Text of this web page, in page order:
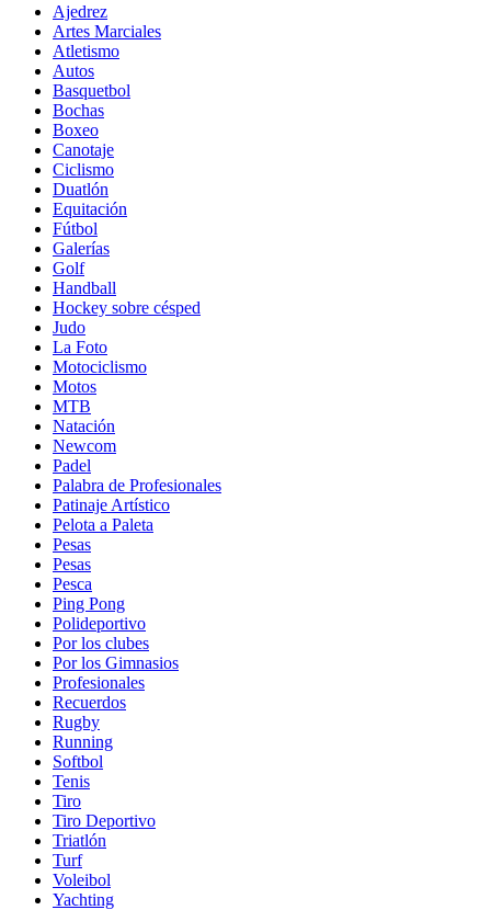
Ajedrez
Artes Marciales
Atletismo
Autos
Basquetbol
Bochas
Boxeo
Canotaje
Ciclismo
Duatlón
Equitación
Fútbol
Galerías
Golf
Handball
Hockey sobre césped
Judo
La Foto
Motociclismo
Motos
MTB
Natación
Newcom
Padel
Palabra de Profesionales
Patinaje Artístico
Pelota a Paleta
Pesas
Pesas
Pesca
Ping Pong
Polideportivo
Por los clubes
Por los Gimnasios
Profesionales
Recuerdos
Rugby
Running
Softbol
Tenis
Tiro
Tiro Deportivo
Triatlón
Turf
Voleibol
Yachting